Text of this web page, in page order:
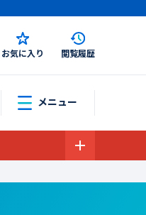
お気に入り 閲覧履歴
メニュー